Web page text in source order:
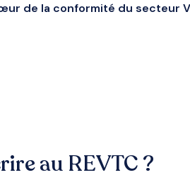
de la conformité du secteur
au REVTC ?